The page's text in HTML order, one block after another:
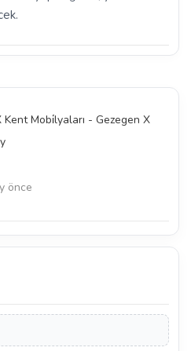
Kent Mobi̇lyaları - Gezegen X
önce